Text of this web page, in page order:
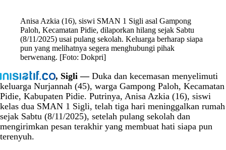
Anisa Azkia (16), siswi SMAN 1 Sigli asal Gampong
Paloh, Kecamatan Pidie, dilaporkan hilang sejak Sabtu
(8/11/2025) usai pulang sekolah. Keluarga berharap siapa
pun yang melihatnya segera menghubungi pihak
berwenang. [Foto: Dokpri]
, Sigli —Duka dan kecemasan menyelimuti
keluarga Nurjannah (45), warga Gampong Paloh, Kecamatan
Pidie, Kabupaten Pidie. Putrinya, Anisa Azkia (16), siswi
kelas dua SMAN 1 Sigli, telah tiga hari meninggalkan rumah
sejak Sabtu (8/11/2025), setelah pulang sekolah dan
mengirimkan pesan terakhir yang membuat hati siapa pun
terenyuh.